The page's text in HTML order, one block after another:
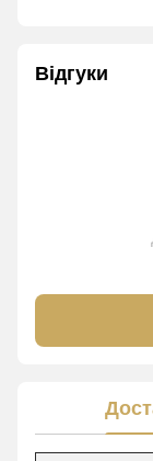
Відгуки